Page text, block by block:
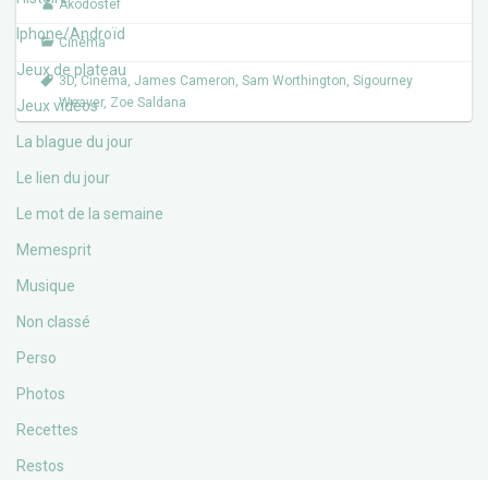
Iphone/Androïd
Jeux de plateau
Jeux vidéos
La blague du jour
Le lien du jour
Le mot de la semaine
Memesprit
Musique
Non classé
Perso
Photos
Recettes
Restos
o
k
r
Akodostef
Cinéma
3D, Cinéma, James Cameron, Sam Worthington, Sigourney
Weaver, Zoe Saldana